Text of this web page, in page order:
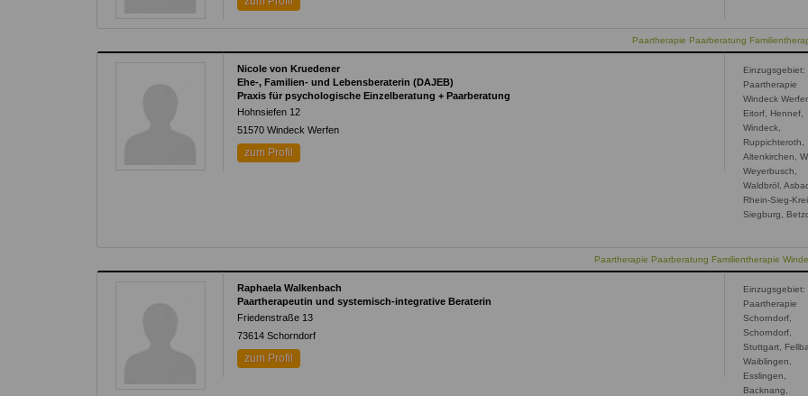
Paartherapie Paarberatung
Nicole von Kruedener
Ehe-, Familien- und Lebensberaterin (DAJEB)
Praxis für psychologische Einzelberatung + Paarberatung
Hohnsiefen 12
51570 Windeck Werfen
zum Profil
Einzugsgebiet:
Paartherapie
Windeck Werfen
Eitorf, Hennef,
Windeck,
Ruppichteroth,
Altenkirchen,
Weyerbusch,
Waldbröl,
Rhein-Sieg-
Siegburg,
Paartherapie Paarberatung Familientherapie
Raphaela Walkenbach
Paartherapeutin und systemisch-integrative Beraterin
Friedenstraße 13
73614 Schorndorf
zum Profil
Einzugsgebiet:
Paartherapie
Schorndorf,
Schorndorf,
Stuttgart,
Waiblingen,
Esslingen,
Backnang,